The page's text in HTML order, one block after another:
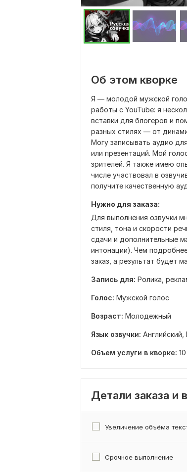
Об этом кворке
Я — молодой мужской
работы с YouTube: я
вставки для блогеров и
разных стилях — от
Могу записывать аудио
или презентаций. Мой
зрителей. Я также имею
числе участвовал в
получите качественную
Нужно для заказа:
Для выполнения озвучки
стиля, тона и скорости
сдачи и дополнительные
интонации). Чем
заказ, а результат будет
Запись для: Ролика,
Голос: Мужской голос
Возраст: Молодежный
Язык озвучки: Английский,
Объем услуги в кворке:
Детали заказа и
Увеличение объёма
Срочное выполнение